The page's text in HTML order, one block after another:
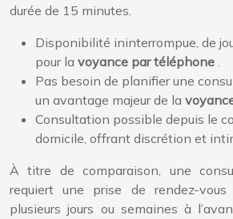
durée de 15 minutes.
Disponibilité ininterrompue, de
pour la voyance par téléphone .
Pas besoin de planifier une
un avantage majeur de la
Consultation possible depuis le
domicile, offrant discrétion et
À titre de comparaison, une
requiert une prise de rendez-vous
plusieurs jours ou semaines à